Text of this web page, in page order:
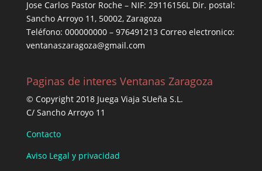
Jose Carlos Pastor Roche – NIF: 29116156L Dir. postal:
Sancho Arroyo 11, 50002, Zaragoza
Teléfono: 000000000 – 976491213 Correo electronico:
ventanaszaragoza@gmail.com
Paginas de interes Ventanas Zaragoza
© Copyright 2018 Juega Viaja SUeña S.L.
C/ Sancho Arroyo 11
Contacto
Aviso Legal y privacidad